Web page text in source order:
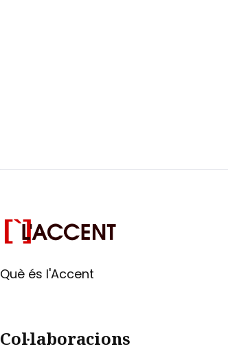
Què és l'Accent
Col·laboracions